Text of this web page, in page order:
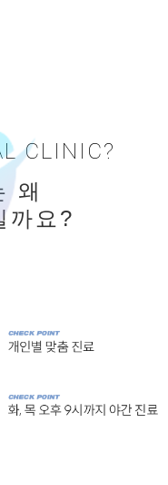
CLINIC?
왜
까요?